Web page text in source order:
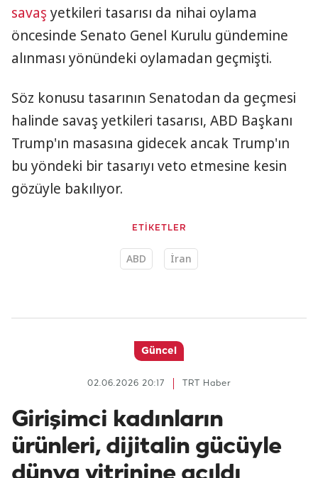
savaş yetkileri tasarısı da nihai oylama
öncesinde Senato Genel Kurulu gündemine
alınması yönündeki oylamadan geçmişti.
Söz konusu tasarının Senatodan da geçmesi
halinde savaş yetkileri tasarısı, ABD Başkanı
Trump'ın masasına gidecek ancak Trump'ın
bu yöndeki bir tasarıyı veto etmesine kesin
gözüyle bakılıyor.
ETİKETLER
ABD İran
Güncel
TRT Haber
02.06.2026 20:17
Girişimci kadınların
ürünleri, dijitalin gücüyle